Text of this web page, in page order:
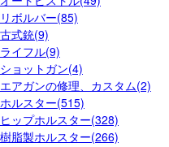
リボルバー(85)
古式銃(9)
ライフル(9)
ショットガン(4)
エアガンの修理、カスタム(2)
ホルスター(515)
ヒップホルスター(328)
樹脂製ホルスター(266)